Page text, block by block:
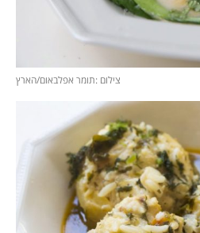
צילום :תומר אפלבאום/הארץ